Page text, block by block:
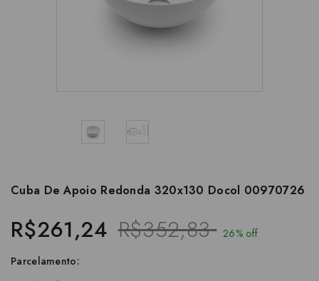
Cuba De Apoio Redonda 320x130 Docol 00970726
R$261,24 R$352,83 26% off
Parcelamento: